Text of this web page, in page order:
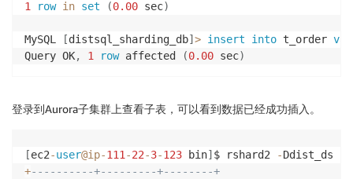
1
row in set (0.00 sec)
MySQL [distsql_sharding_db] > insert into t_order
Query OK, 1 row affected (0.00 sec)
登录到Aurora子集群上查看子表，可以看到数据已经成功插入。
[ec2-user@ip-111-22-3-123 bin] $ rshard2 -Ddist_ds
+----------+---------+--------+